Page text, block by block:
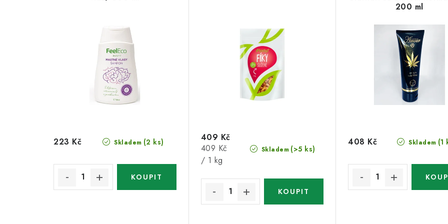
Skladem (2 ks)
223 Kč
Skladem (>5 ks)
409 Kč
Měrná
cena:
409 Kč
/ 1 kg
200 ml
Skladem (1
408 Kč